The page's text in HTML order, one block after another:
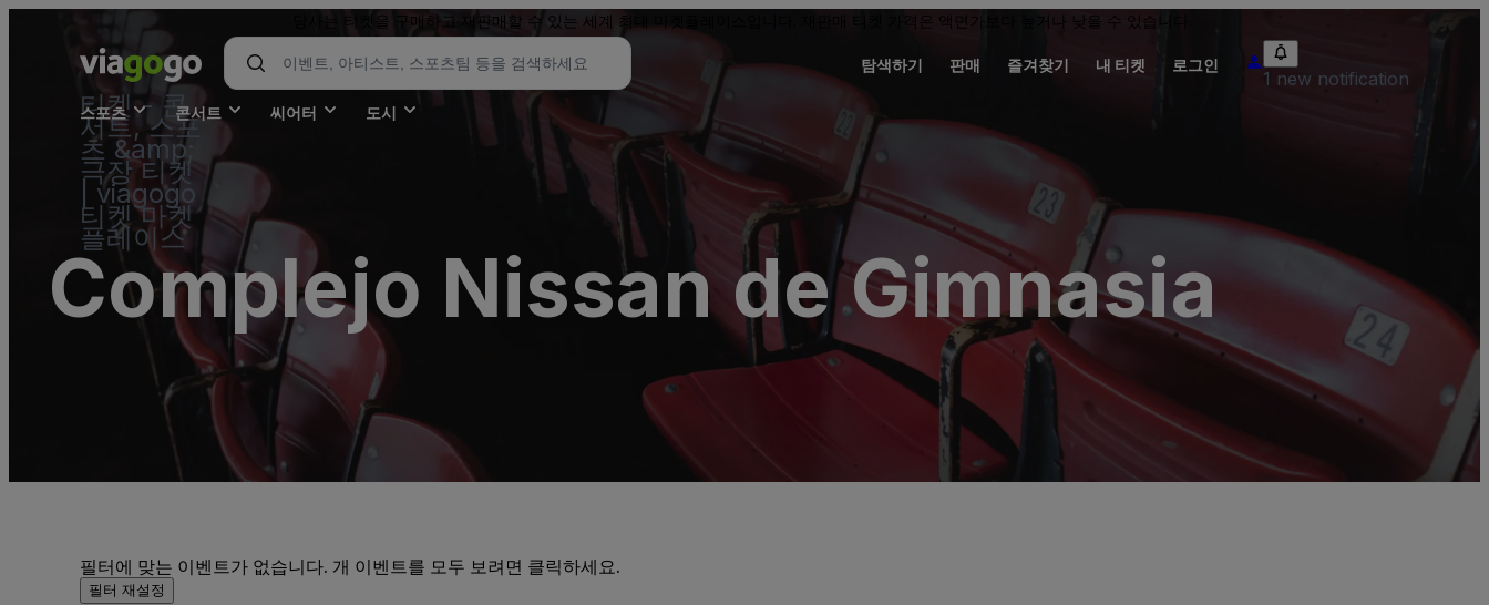
당사는 티켓을 구매하고 재판매할 수 있는 세계 최대 마켓플레이스입니다. 재판매 티켓 가격은 액면가보다 높거나 낮을 수 있습니다.
티켓 - 콘
서트, 스포
츠 &amp;
극장 티켓
| viagogo
티켓 마켓
플레이스
탐색하기 판매 즐겨찾기 내 티켓 로그인
1 new notification
스포츠 콘서트 씨어터 도시
Complejo Nissan de Gimnasia
필터에 맞는 이벤트가 없습니다. 개 이벤트를 모두 보려면 클릭하세요.
필터 재설정